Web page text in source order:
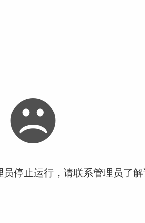
停止运行，请联系管理员了